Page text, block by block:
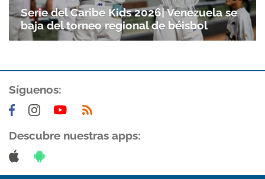
Serie del Caribe Kids 2026| Venezuela se
baja del torneo regional de béisbol
Síguenos:
Descubre nuestras apps: